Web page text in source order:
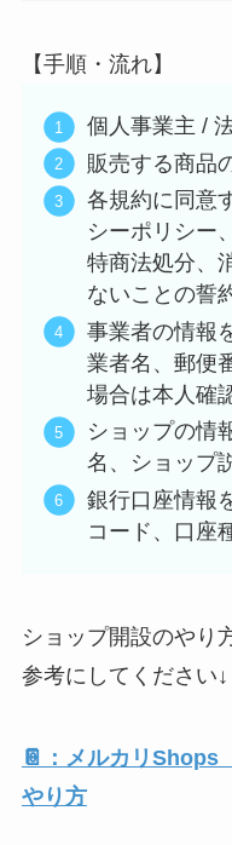
【手順・流れ】
個人事業主 /
販売する商品
各規約に同意
シーポリシー
特商法処分、
ないことの誓
事業者の情報
業者名、郵便
場合は本人確
ショップの情
名、ショップ
銀行口座情報
コード、口座
ショップ開設のやり
参考にしてください↓
📔：メルカリShops
やり方